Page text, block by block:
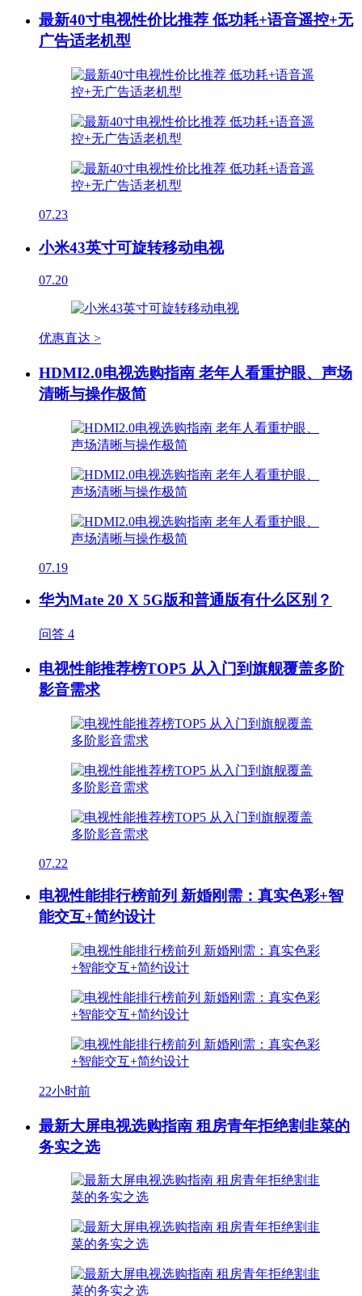
最新40寸电视性价比推荐 低功耗+语音遥控+无
广告适老机型
07.23
小米43英寸可旋转移动电视
07.20
优惠直达 >
HDMI2.0电视选购指南 老年人看重护眼、声场
清晰与操作极简
07.19
华为Mate 20 X 5G版和普通版有什么区别？
问答 4
电视性能推荐榜TOP5 从入门到旗舰覆盖多阶
影音需求
07.22
电视性能排行榜前列 新婚刚需：真实色彩+智
能交互+简约设计
22小时前
最新大屏电视选购指南 租房青年拒绝割韭菜的
务实之选